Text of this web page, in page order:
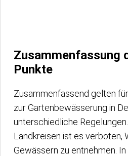
Zusammenfassung
Punkte
Zusammenfassend gelten
zur Gartenbewässerung in
unterschiedliche
Landkreisen ist es verboten,
Gewässern zu entnehmen.